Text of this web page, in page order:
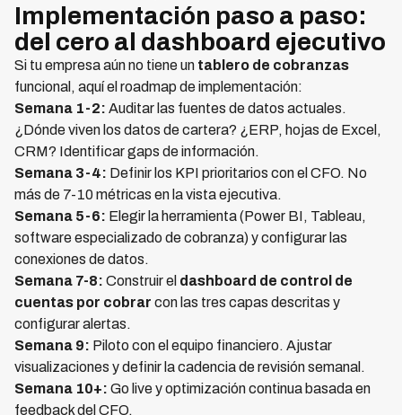
Implementación paso a paso:
del cero al dashboard ejecutivo
Si tu empresa aún no tiene un tablero de cobranzas
funcional, aquí el roadmap de implementación:
Semana 1-2: Auditar las fuentes de datos actuales.
¿Dónde viven los datos de cartera? ¿ERP, hojas de Excel,
CRM? Identificar gaps de información.
Semana 3-4: Definir los KPI prioritarios con el CFO. No
más de 7-10 métricas en la vista ejecutiva.
Semana 5-6: Elegir la herramienta (Power BI, Tableau,
software especializado de cobranza) y configurar las
conexiones de datos.
Semana 7-8: Construir el dashboard de control de
cuentas por cobrar con las tres capas descritas y
configurar alertas.
Semana 9: Piloto con el equipo financiero. Ajustar
visualizaciones y definir la cadencia de revisión semanal.
Semana 10+: Go live y optimización continua basada en
feedback del CFO.